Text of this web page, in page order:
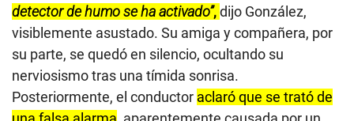
detector de humo se ha activado”,dijo González,
visiblemente asustado. Su amiga y compañera, por
su parte, se quedó en silencio, ocultando su
nerviosismo tras una tímida sonrisa.
Posteriormente, el conductor aclaró que se trató de